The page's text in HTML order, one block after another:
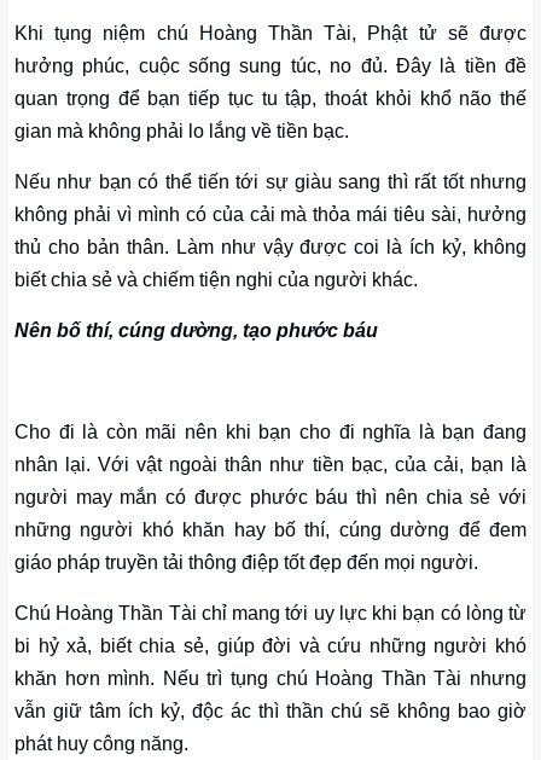
Khi tụng niệm chú Hoàng Thần Tài, Phật tử sẽ được
hưởng phúc, cuộc sống sung túc, no đủ. Đây là tiền đề
quan trọng để bạn tiếp tục tu tập, thoát khỏi khổ não thế
gian mà không phải lo lắng về tiền bạc.
Nếu như bạn có thể tiến tới sự giàu sang thì rất tốt nhưng
không phải vì mình có của cải mà thỏa mái tiêu sài, hưởng
thủ cho bản thân. Làm như vậy được coi là ích kỷ, không
biết chia sẻ và chiếm tiện nghi của người khác.
Nên bố thí, cúng dường, tạo phước báu
Cho đi là còn mãi nên khi bạn cho đi nghĩa là bạn đang
nhân lại. Với vật ngoài thân như tiền bạc, của cải, bạn là
người may mắn có được phước báu thì nên chia sẻ với
những người khó khăn hay bố thí, cúng dường để đem
giáo pháp truyền tải thông điệp tốt đẹp đến mọi người.
Chú Hoàng Thần Tài chỉ mang tới uy lực khi bạn có lòng từ
bi hỷ xả, biết chia sẻ, giúp đời và cứu những người khó
khăn hơn mình. Nếu trì tụng chú Hoàng Thần Tài nhưng
vẫn giữ tâm ích kỷ, độc ác thì thần chú sẽ không bao giờ
phát huy công năng.